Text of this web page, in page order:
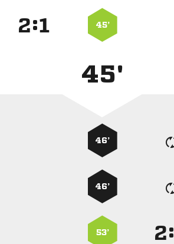
: 45’
45'
46’
46’
53’ :